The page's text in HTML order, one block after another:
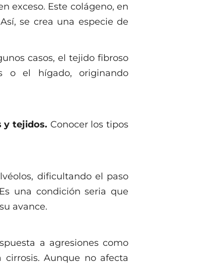
exceso. Este colágeno, en
se crea una especie de
casos, el tejido fibroso
o el hígado, originando
y tejidos. Conocer los tipos
dificultando el paso
una condición seria que
avance.
a agresiones como
Aunque no afecta